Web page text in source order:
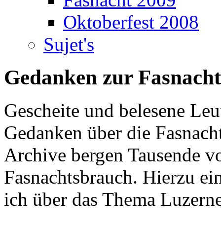
Oktoberfest 2008
Sujet's
Gedanken zur Fasnacht
Gescheite und belesene
Gedanken über die
Archive bergen Tausende
Fasnachtsbrauch. Hierzu
ich über das Thema